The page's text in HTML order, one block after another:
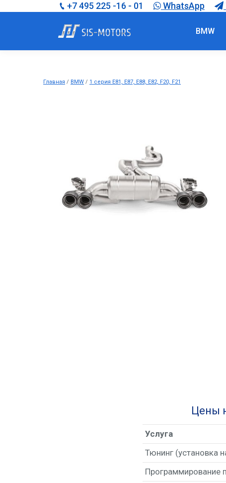
+7 495 225 -16 - 01 WhatsApp
BMW
Глав­ная / BMW / 1 серия E81, E87, E88, E82, F20, F21
Цены
Услу­га
Тюнинг (уста­нов­ка
Про­грам­ми­ро­ва­ние